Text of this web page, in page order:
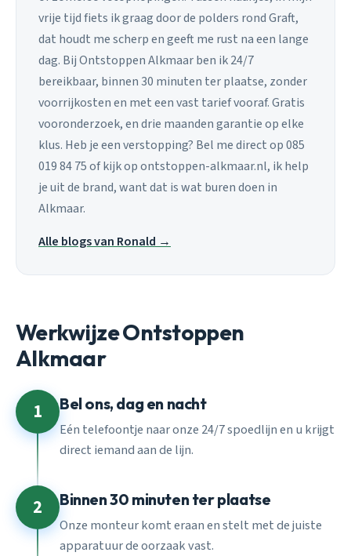
vrije tijd fiets ik graag door de polders rond Graft,
dat houdt me scherp en geeft me rust na een lange
dag. Bij Ontstoppen Alkmaar ben ik 24/7
bereikbaar, binnen 30 minuten ter plaatse, zonder
voorrijkosten en met een vast tarief vooraf. Gratis
vooronderzoek, en drie maanden garantie op elke
klus. Heb je een verstopping? Bel me direct op 085
019 84 75 of kijk op ontstoppen-alkmaar.nl, ik help
je uit de brand, want dat is wat buren doen in
Alkmaar.
Alle blogs van Ronald →
Werkwijze Ontstoppen
Alkmaar
1 Bel ons, dag en nacht
Eén telefoontje naar onze 24/7 spoedlijn en u krijgt
direct iemand aan de lijn.
2 Binnen 30 minuten ter plaatse
Onze monteur komt eraan en stelt met de juiste
apparatuur de oorzaak vast.